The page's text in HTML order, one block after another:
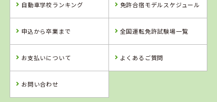
詳 細 予 約
校
詳 細
予 約
詳 細
自動車学校ランキング 免許合宿モデルスケジュール
申込から卒業まで 全国運転免許試験場一覧
お支払いについて よくあるご質問
お問い合わせ